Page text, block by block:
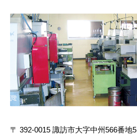
〒 392-0015 諏訪市大字中州566番地5